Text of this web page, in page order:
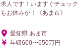
求人です！いますぐチェッ
もお休みが！《あま市》
愛知県 あま市
年収600〜650万円